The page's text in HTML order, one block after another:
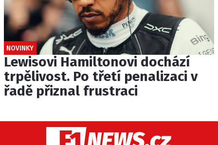
NOVINKY
Lewisovi Hamiltonovi dochází
trpělivost. Po třetí penalizaci v
řadě přiznal frustraci